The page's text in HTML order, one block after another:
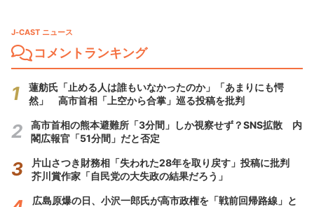
J-CAST ニュース
コメントランキング
蓮舫氏「止める人は誰もいなかったのか」「あまりにも愕
然」 高市首相「上空から合掌」巡る投稿を批判
高市首相の熊本避難所「3分間」しか視察せず？SNS拡散 内
閣広報官「51分間」だと否定
片山さつき財務相「失われた28年を取り戻す」投稿に批判
芥川賞作家「自民党の大失政の結果だろう」
広島原爆の日、小沢一郎氏が高市政権を「戦前回帰路線」と